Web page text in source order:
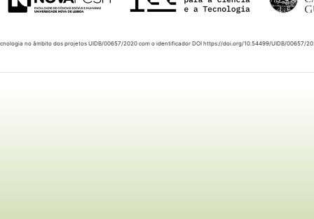
no âmbito dos projetos UIDB/00657/2020 com o identificador DOI https://doi.org/10.54499/UIDB/